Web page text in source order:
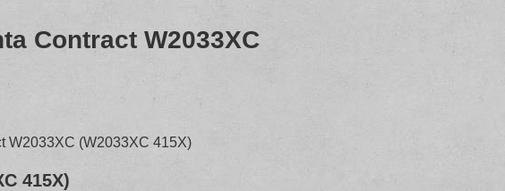
Contract W2033XC
W2033XC (W2033XC 415X)
415X)